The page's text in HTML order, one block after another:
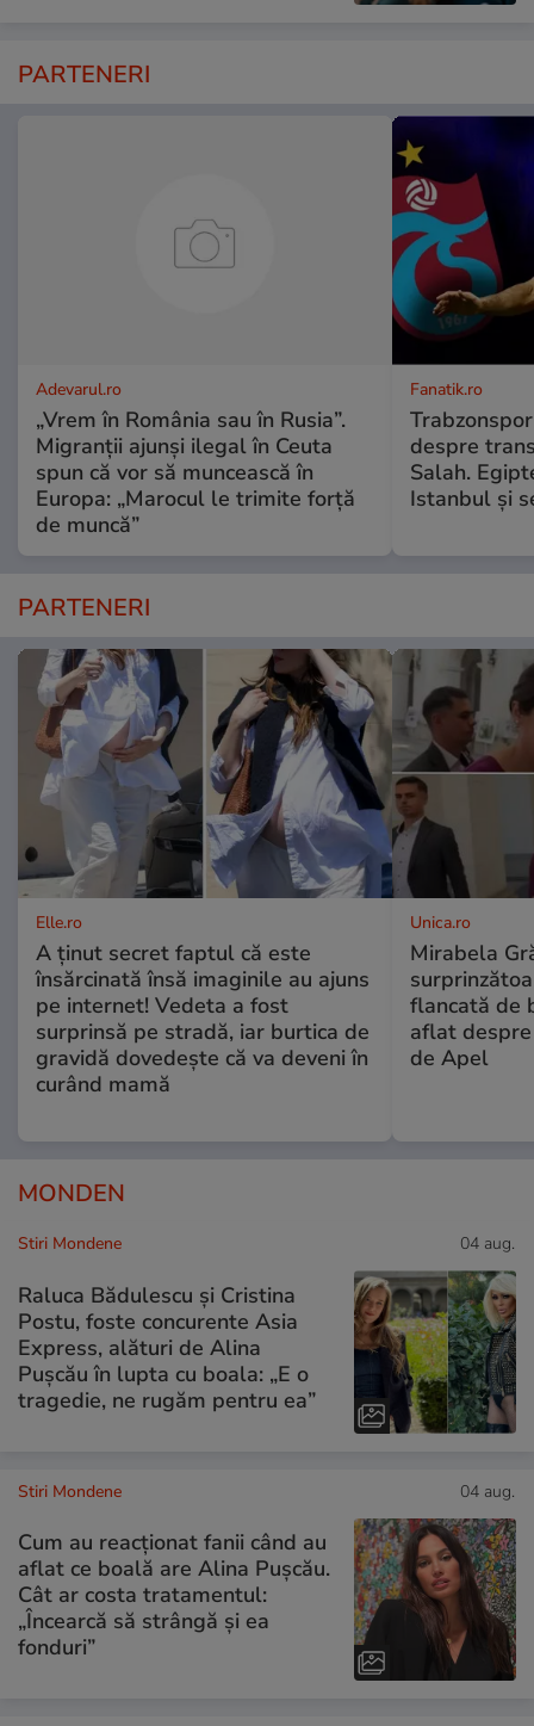
PARTENERI
Adevarul.ro
„Vrem în România sau în Rusia”.
Migranții ajunși ilegal în Ceuta
spun că vor să muncească în
Europa: „Marocul le trimite forță
de muncă”
Fanatik.ro
despre
Salah.
Istanbul și
PARTENERI
Elle.ro
A ținut secret faptul că este
însărcinată însă imaginile au ajuns
pe internet! Vedeta a fost
surprinsă pe stradă, iar burtica de
gravidă dovedește că va deveni în
curând mamă
Unica.ro
Mirabela
flancată de
aflat
de Apel
MONDEN
Stiri Mondene 04 aug.
Raluca Bădulescu și Cristina
Postu, foste concurente Asia
Express, alături de Alina
Pușcău în lupta cu boala: „E o
tragedie, ne rugăm pentru ea”
Stiri Mondene 04 aug.
Cum au reacționat fanii când au
aflat ce boală are Alina Pușcău.
Cât ar costa tratamentul:
„Încearcă să strângă și ea
fonduri”